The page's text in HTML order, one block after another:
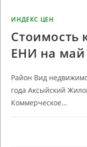
ИНДЕКС ЦЕН
Стоимость
ЕНИ на май
Район Вид
года Аксыйский
Коммерческое…